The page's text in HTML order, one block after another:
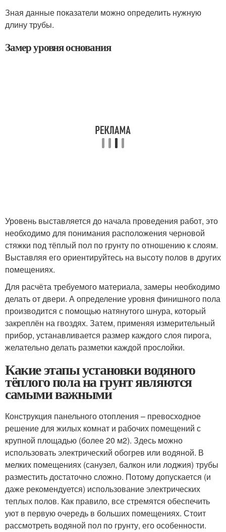
Зная данные показатели можно определить нужную
длину трубы.
Замер уровня основания
Уровень выставляется до начала проведения работ, это
необходимо для понимания расположения черновой
стяжки под тёплый пол по грунту по отношению к слоям.
Выставляя его ориентируйтесь на высоту полов в других
помещениях.
Для расчёта требуемого материала, замеры необходимо
делать от двери. А определение уровня финишного пола
производится с помощью натянутого шнура, который
закреплён на гвоздях. Затем, применяя измерительный
прибор, устанавливается размер каждого слоя пирога,
желательно делать разметки каждой прослойки.
Какие этапы установки водяного
тёплого пола на грунт являются
самыми важными
Конструкция панельного отопления – превосходное
решение для жилых комнат и рабочих помещений с
крупной площадью (более 20 м2). Здесь можно
использовать электрический обогрев или водяной. В
мелких помещениях (санузел, балкон или лоджия) трубы
разместить достаточно сложно. Потому допускается (и
даже рекомендуется) использование электрических
теплых полов. Как правило, все стремятся обеспечить
уют в первую очередь в больших помещениях. Стоит
рассмотреть водяной пол по грунту, его особенности.